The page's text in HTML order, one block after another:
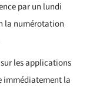
par un lundi
la numérotation
les applications
immédiatement la